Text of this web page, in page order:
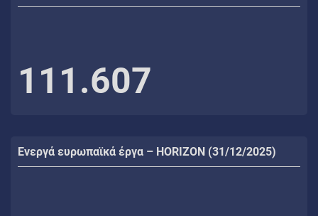
111.607
Ενεργά ευρωπαϊκά έργα – HORIZON (31/12/2025)